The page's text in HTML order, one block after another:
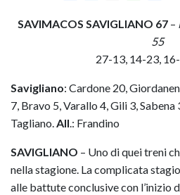
SAVIMACOS SAVIGLIANO 67 –
55
27-13, 14-23,
Savigliano: Cardone 20,
7, Bravo 5, Varallo 4, Gili 3, Sabena
Tagliano.All.: Frandino
SAVIGLIANO – Uno di quei treni
nella stagione. La complicata
alle battute conclusive con l’inizio